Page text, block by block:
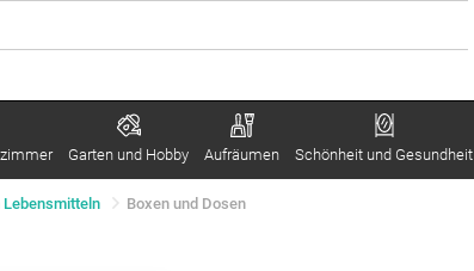
Garten und Hobby Aufräumen Schönheit und Gesundheit
Boxen und Dosen